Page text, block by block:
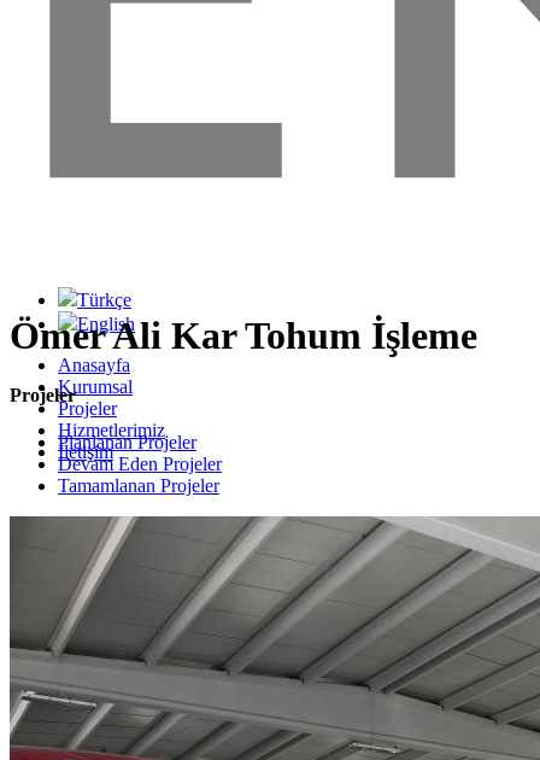
Türkçe
English
Anasayfa
Kurumsal
Projeler
Hizmetlerimiz
İletişim
Ömer Ali Kar Tohum İşleme
Projeler
Planlanan Projeler
Devam Eden Projeler
Tamamlanan Projeler